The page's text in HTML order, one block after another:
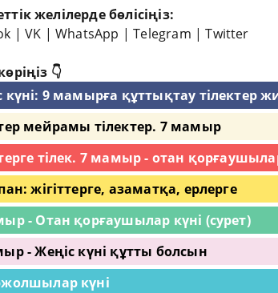
желілерде бөлісіңіз:
|VK |WhatsApp |Telegram |Twitter
👇
күні: 9 мамырға құттықтау тілектер
мейрамы тілектер. 7 мамыр
тілек. 7 мамыр - отан
жігіттерге, азаматқа, ерлерге
- Отан қорғаушылар күні (сурет)
- Жеңіс күні құтты болсын
күні